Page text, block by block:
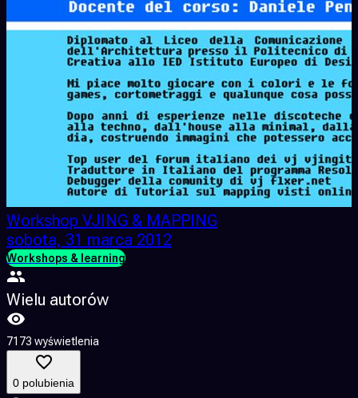
Workshop VJING & MAPPING
sobota, 31 marca 2012
Workshops & learning
Wielu autorów
7173 wyświetlenia
0 polubienia